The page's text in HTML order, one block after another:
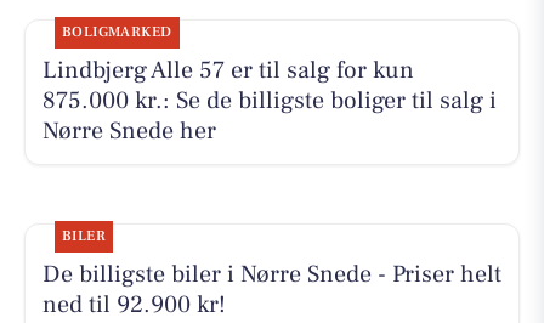
BOLIGMARKED
Lindbjerg Alle 57 er til salg for kun
875.000 kr.: Se de billigste boliger til salg i
Nørre Snede her
BILER
De billigste biler i Nørre Snede - Priser helt
ned til 92.900 kr!